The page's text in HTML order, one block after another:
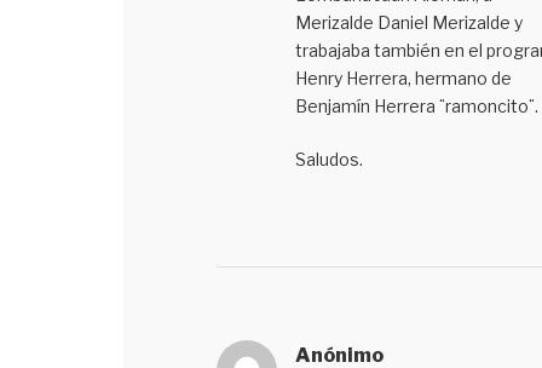
Merizalde Daniel Merizalde y
trabajaba también en el
Henry Herrera, hermano de
Benjamín Herrera ¨ramoncito¨.
Saludos.
Anónimo